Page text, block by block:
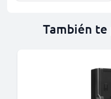
También